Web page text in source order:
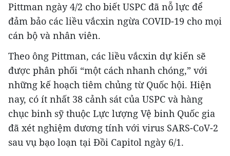
Pittman ngày 4/2 cho biết USPC đã nỗ lực để
đảm bảo các liều vắcxin ngừa COVID-19 cho mọi
cán bộ và nhân viên.
Theo ông Pittman, các liều vắcxin dự kiến sẽ
được phân phối “một cách nhanh chóng,” với
những kế hoạch tiêm chủng từ Quốc hội. Hiện
nay, có ít nhất 38 cảnh sát của USPC và hàng
chục binh sỹ thuộc Lực lượng Vệ binh Quốc gia
đã xét nghiệm dương tính với virus SARS-CoV-2
sau vụ bạo loạn tại Đồi Capitol ngày 6/1.